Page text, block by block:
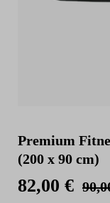
Premium
(200 x 90 cm)
82,00 €